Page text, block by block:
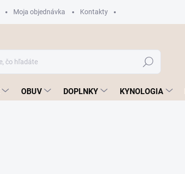
Moja objednávka Kontakty
Hľadať
OBUV DOPLNKY KYNOLOGIA